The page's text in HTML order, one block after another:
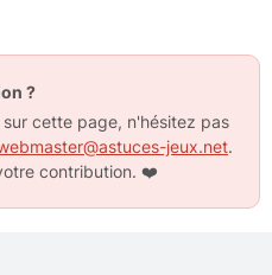
?
cette page, n'hésitez pas
jeux.net.
contribution. ❤️